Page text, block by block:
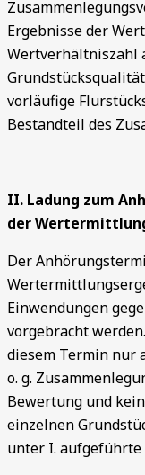
Ergebnisse der
Wertverhältniszahl
vorläufige
Bestandteil des
II. Ladung zum
der
Der
Einwendungen
vorgebracht
diesem Termin nur
o. g.
Bewertung und
einzelnen
unter I. aufgeführte